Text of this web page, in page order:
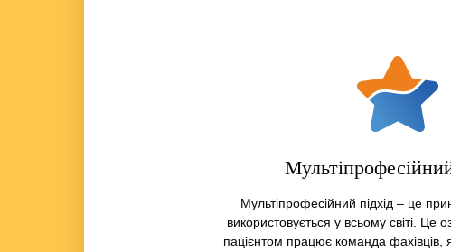
Мультіпрофесійний підхід – це
використовується у всьому світі. Це
пацієнтом працює команда фахівців,